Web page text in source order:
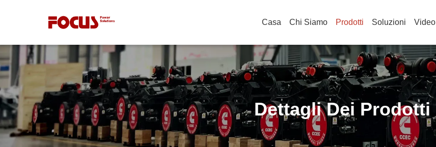
Casa Chi Siamo Prodotti Soluzioni Video
Dettagli Dei Prodotti